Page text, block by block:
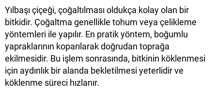
Yılbaşı çiçeği, çoğaltılması oldukça kolay olan bir
bitkidir. Çoğaltma genellikle tohum veya çelikleme
yöntemleri ile yapılır. En pratik yöntem, boğumlu
yapraklarının koparılarak doğrudan toprağa
ekilmesidir. Bu işlem sonrasında, bitkinin köklenmesi
için aydınlık bir alanda bekletilmesi yeterlidir ve
köklenme süreci hızlanır.